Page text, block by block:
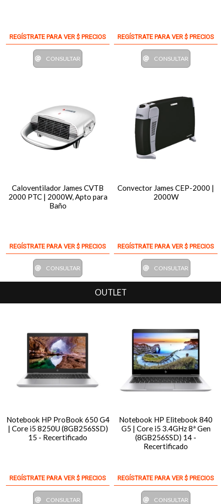
REGÍSTRATE PARA VER $ PRECIOS
CONSULTAR
REGÍSTRATE PARA VER $ PRECIOS
CONSULTAR
Caloventilador James CVTB
2000 PTC | 2000W, Apto para
Baño
REGÍSTRATE PARA VER $ PRECIOS
CONSULTAR
Convector James CEP-2000 |
2000W
REGÍSTRATE PARA VER $ PRECIOS
CONSULTAR
OUTLET
Notebook HP ProBook 650 G4
| Core i5 8250U (8GB256SSD)
15 - Recertificado
REGÍSTRATE PARA VER $ PRECIOS
CONSULTAR
Notebook HP Elitebook 840
G5 | Core i5 3.4GHz 8ª Gen
(8GB256SSD) 14 -
Recertificado
REGÍSTRATE PARA VER $ PRECIOS
CONSULTAR